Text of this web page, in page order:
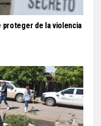
proteger de la violencia